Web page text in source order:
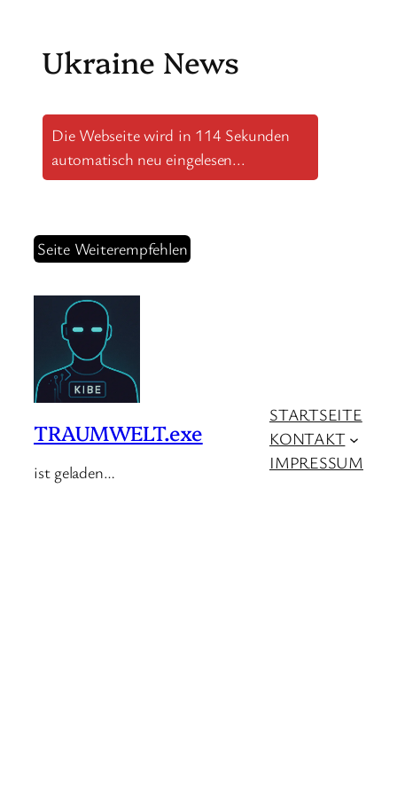
springenUkraine News
Die Webseite wird in 114 Sekunden
automatisch neu eingelesen...
Seite Weiterempfehlen
TRAUMWELT.exe
ist geladen…
STARTSEITE
KONTAKT
IMPRESSUM